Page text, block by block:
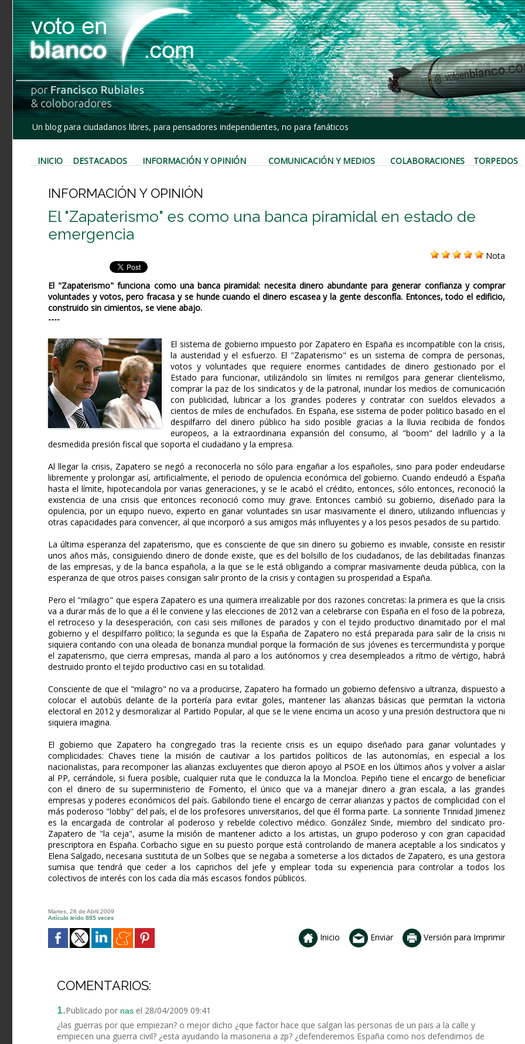
Un blog para ciudadanos libres, para pensadores independientes, no para fanáticos
INICIO DESTACADOS INFORMACIÓN Y OPINIÓN COMUNICACIÓN Y MEDIOS COLABORACIONES TORPEDOS
INFORMACIÓN Y OPINIÓN
El "Zapaterismo" es como una banca piramidal en estado de
emergencia
Nota
El "Zapaterismo" funciona como una banca piramidal: necesita dinero abundante para generar confianza y comprar
voluntades y votos, pero fracasa y se hunde cuando el dinero escasea y la gente desconfía. Entonces, todo el edificio,
construido sin cimientos, se viene abajo.
----
El sistema de gobierno impuesto por Zapatero en España es incompatible con la crisis,
la austeridad y el esfuerzo. El "Zapaterismo" es un sistema de compra de personas,
votos y voluntades que requiere enormes cantidades de dinero gestionado por el
Estado para funcionar, utilizándolo sin límites ni remilgos para generar clientelismo,
comprar la paz de los sindicatos y de la patronal, inundar los medios de comunicación
con publicidad, lubricar a los grandes poderes y contratar con sueldos elevados a
cientos de miles de enchufados. En España, ese sistema de poder politico basado en el
despilfarro del dinero público ha sido posible gracias a la lluvia recibida de fondos
europeos, a la extraordinaria expansión del consumo, al "boom" del ladrillo y a la
desmedida presión fiscal que soporta el ciudadano y la empresa.
Al llegar la crisis, Zapatero se negó a reconocerla no sólo para engañar a los españoles, sino para poder endeudarse
libremente y prolongar así, artificialmente, el periodo de opulencia económica del gobierno. Cuando endeudó a España
hasta el límite, hipotecandola por varias generaciones, y se le acabó el crédito, entonces, sólo entonces, reconoció la
existencia de una crisis que entonces reconoció como muy grave. Entonces cambió su gobierno, diseñado para la
opulencia, por un equipo nuevo, experto en ganar voluntades sin usar masivamente el dinero, utilizando influencias y
otras capacidades para convencer, al que incorporó a sus amigos más influyentes y a los pesos pesados de su partido.
La última esperanza del zapaterismo, que es consciente de que sin dinero su gobierno es inviable, consiste en resistir
unos años más, consiguiendo dinero de donde existe, que es del bolsillo de los ciudadanos, de las debilitadas finanzas
de las empresas, y de la banca española, a la que se le está obligando a comprar masivamente deuda pública, con la
esperanza de que otros paises consigan salir pronto de la crisis y contagien su prosperidad a España.
Pero el "milagro" que espera Zapatero es una quimera irrealizable por dos razones concretas: la primera es que la crisis
va a durar más de lo que a él le conviene y las elecciones de 2012 van a celebrarse con España en el foso de la pobreza,
el retroceso y la desesperación, con casi seis millones de parados y con el tejido productivo dinamitado por el mal
gobierno y el despilfarro político; la segunda es que la España de Zapatero no está preparada para salir de la crisis ni
siquiera contando con una oleada de bonanza mundial porque la formación de sus jóvenes es tercermundista y porque
el zapaterismo, que cierra empresas, manda al paro a los autónomos y crea desempleados a rítmo de vértigo, habrá
destruido pronto el tejido productivo casi en su totalidad.
Consciente de que el "milagro" no va a producirse, Zapatero ha formado un gobierno defensivo a ultranza, dispuesto a
colocar el autobús delante de la portería para evitar goles, mantener las alianzas básicas que permitan la victoria
electoral en 2012 y desmoralizar al Partido Popular, al que se le viene encima un acoso y una presión destructora que ni
siquiera imagina.
El gobierno que Zapatero ha congregado tras la reciente crisis es un equipo diseñado para ganar voluntades y
complicidades: Chaves tiene la misión de cautivar a los partidos políticos de las autonomías, en especial a los
nacionalistas, para recomponer las alianzas excluyentes que dieron apoyo al PSOE en los últimos años y volver a aislar
al PP, cerrándole, si fuera posible, cualquier ruta que le conduzca la la Moncloa. Pepiño tiene el encargo de beneficiar
con el dinero de su superministerio de Fomento, el único que va a manejar dinero a gran escala, a las grandes
empresas y poderes económicos del país. Gabilondo tiene el encargo de cerrar alianzas y pactos de complicidad con el
más poderoso "lobby" del país, el de los profesores universitarios, del que él forma parte. La sonriente Trinidad Jimenez
es la encargada de controlar al poderoso y rebelde colectivo médico. González Sinde, miembro del sindicato pro-
Zapatero de "la ceja", asume la misión de mantener adicto a los artistas, un grupo poderoso y con gran capacidad
prescriptora en España. Corbacho sigue en su puesto porque está controlando de manera aceptable a los sindicatos y
Elena Salgado, necesaria sustituta de un Solbes que se negaba a someterse a los dictados de Zapatero, es una gestora
sumisa que tendrá que ceder a los caprichos del jefe y emplear toda su experiencia para controlar a todos los
colectivos de interés con los cada día más escasos fondos públicos.
Martes, 28 de Abril 2009
Artículo leído 885 veces
Inicio Enviar Versión para Imprimir
COMENTARIOS:
1.Publicado por nas el 28/04/2009 09:41
¿las guerras por que empiezan? o mejor dicho ¿que factor hace que salgan las personas de un pais a la calle y
empiecen una guerra civil? ¿esta ayudando la masoneria a zp? ¿defenderemos España como nos defendimos de